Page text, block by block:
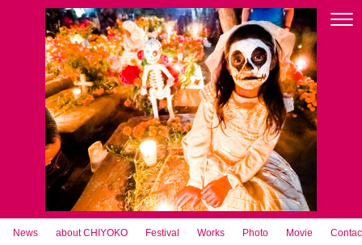
News about CHIYOKO Festival Works Photo Movie